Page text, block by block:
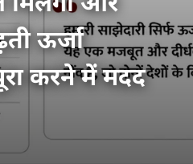
ऊर्जा
करने में मदद